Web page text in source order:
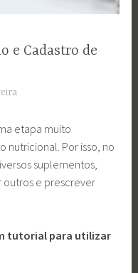
e Cadastro de
etapa muito
Por isso, no
suplementos,
outros e prescrever
tutorial para utilizar